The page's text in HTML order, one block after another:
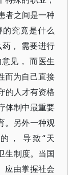
者之间是一种
究竟是什么
， 需要进行
见， 而医生
而为自己直接
的人才有资格
体制中最重要
。另外一种观
， 导致“天
生制度。当国
应由掌握社会